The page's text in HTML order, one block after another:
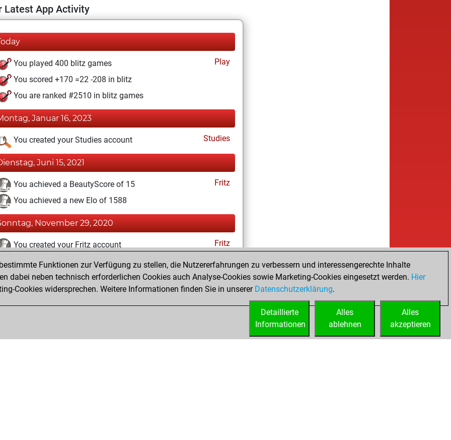
Latest App Activity
You played 400 blitz games
Play
You scored +170 =22 -208 in blitz
You are ranked #2510 in blitz games
Januar 16, 2023
You created your Studies account Studies
Juni 15, 2021
You achieved a BeautyScore of 15
Fritz
You achieved a new Elo of 1588
November 29, 2020
You created your Fritz account Fritz
Juni 2, 2014
You created your Play account Play
Funktionen zur Verfügung zu stellen, die Nutzererfahrungen zu verbessern und interessengerechte Inhalte
dabei neben technisch erforderlichen Cookies auch Analyse-Cookies sowie Marketing-Cookies eingesetzt werden. Hier
Cookies widersprechen. Weitere Informationen finden Sie in unserer Datenschutzerklärung.
Alles
akzeptieren
Alles
ablehnen
Detaillierte
Informationen